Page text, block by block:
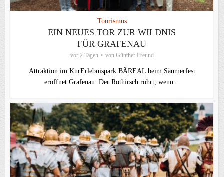
Tourismus
EIN NEUES TOR ZUR WILDNIS
FÜR GRAFENAU
vor 2 Tagen von Günther Freund
Attraktion im KurErlebnispark BÄREAL beim Säumerfest
eröffnet Grafenau. Der Rothirsch röhrt, wenn...